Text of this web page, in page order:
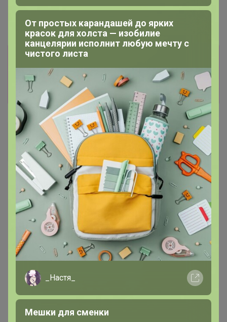
Информация о заказах доступна
лишь членам клуба
Показать
Артемида
Бронзовый организатор
19 июля, 2026 22:45
От простых карандашей до ярких
красок для холста — изобилие
канцелярии исполнит любую мечту с
чистого листа
_Настя_
Мешки для сменки